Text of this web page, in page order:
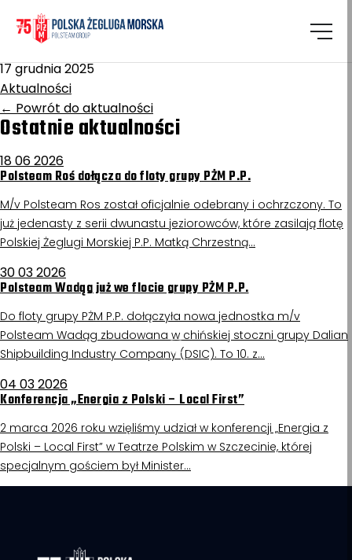
Homepage
Świetlik
17 grudnia 2025
Aktualności
← Powrót do aktualności
Ostatnie aktualności
18 06 2026
Polsteam Roś dołącza do floty grupy PŻM P.P.
M/v Polsteam Ros został oficjalnie odebrany i ochrzczony. To
już jedenasty z serii dwunastu jeziorowców, które zasilają flotę
Polskiej Żeglugi Morskiej P.P. Matką Chrzestną…
30 03 2026
Polsteam Wadąg już we flocie grupy PŻM P.P.
Do floty grupy PŻM P.P. dołączyła nowa jednostka m/v
Polsteam Wadąg zbudowana w chińskiej stoczni grupy Dalian
Shipbuilding Industry Company (DSIC). To 10. z…
04 03 2026
Konferencja „Energia z Polski – Local First”
2 marca 2026 roku wzięliśmy udział w konferencji „Energia z
Polski – Local First” w Teatrze Polskim w Szczecinie, której
specjalnym gościem był Minister…